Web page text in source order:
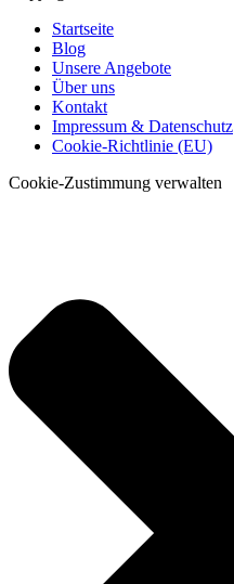
Startseite
Blog
Unsere Angebote
Über uns
Kontakt
Impressum & Datenschutz
Cookie-Richtlinie (EU)
Cookie-Zustimmung verwalten